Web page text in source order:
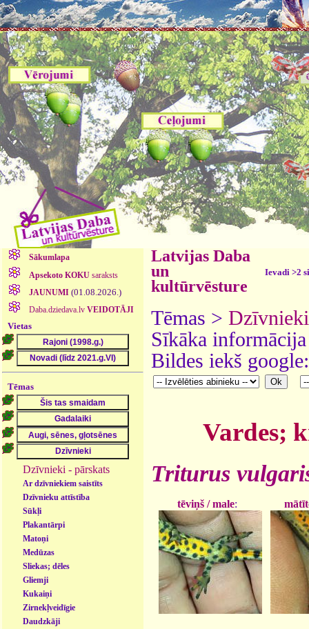
Sākumlapa
Apsekoto KOKUsaraksts
JAUNUMI (01.08.2026.)
Daba.dziedava.lv VEIDOTĀJI
Vietas
Tēmas
Dzīvnieki - pārskats
Ar dzīvniekiem saistīts
Dzīvnieku attīstība
Sūkļi
Plakantārpi
Matoņi
Medūzas
Sliekas; dēles
Gliemji
Kukaiņi
Zirnekļveidīgie
Daudzkāji
Latvijas Daba
un
kultūrvēsture
Ievadi >2
Tēmas > Dzīvnieki
Sīkāka
Bildes iekš
Vardes;
Triturus
tēviņš / male: